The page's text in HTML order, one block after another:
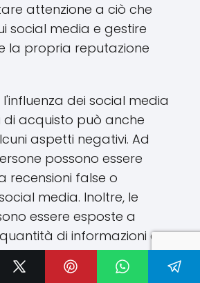
attenzione a ciò che
social media e gestire
la propria reputazione
dei social media
di acquisto può anche
aspetti negativi. Ad
possono essere
recensioni false o
media. Inoltre, le
essere esposte a
di informazioni e
media, che possono
di